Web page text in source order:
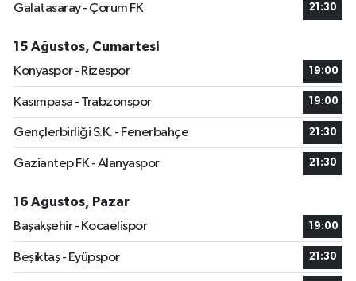
Galatasaray - Çorum FK
21:30
15 Ağustos, Cumartesi
Konyaspor - Rizespor
19:00
Kasımpaşa - Trabzonspor 19:00
Gençlerbirliği S.K. - Fenerbahçe 21:30
Gaziantep FK - Alanyaspor 21:30
16 Ağustos, Pazar
Başakşehir - Kocaelispor
19:00
Beşiktaş - Eyüpspor 21:30